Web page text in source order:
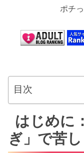
ポチ
目次
はじめに
ぎ」で苦